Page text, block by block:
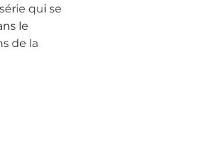
qui se
le
de la